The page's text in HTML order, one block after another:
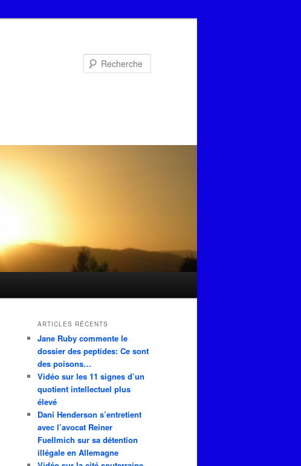
ARTICLES RÉCENTS
Jane Ruby commente le
dossier des peptides: Ce sont
des poisons…
Vidéo sur les 11 signes d’un
quotient intellectuel plus
élevé
Dani Henderson s’entretient
avec l’avocat Reiner
Fuellmich sur sa détention
illégale en Allemagne